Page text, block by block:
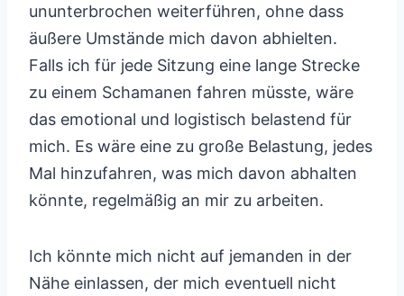
ununterbrochen weiterführen, ohne dass
äußere Umstände mich davon abhielten.
Falls ich für jede Sitzung eine lange Strecke
zu einem Schamanen fahren müsste, wäre
das emotional und logistisch belastend für
mich. Es wäre eine zu große Belastung, jedes
Mal hinzufahren, was mich davon abhalten
könnte, regelmäßig an mir zu arbeiten.
Ich könnte mich nicht auf jemanden in der
Nähe einlassen, der mich eventuell nicht